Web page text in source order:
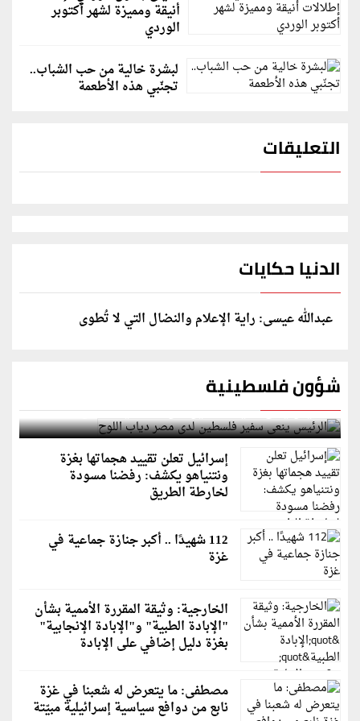
أنيقة ومميزة لشهر أكتوبر
الوردي
لبشرة خالية من حب الشباب..
تجنّبي هذه الأطعمة
التعليقات
الدنيا حكايات
عبدالله عيسى: راية الإعلام والنضال التي لا تُطوى
شؤون فلسطينية
الرئيس ينعى سفير فلسطين لدى مصر دياب اللوح
إسرائيل تعلن تقييد هجماتها بغزة
ونتنياهو يكشف: رفضنا مسودة
لخارطة الطريق
112 شهيدًا .. أكبر جنازة جماعية في
غزة
الخارجية: وثيقة المقررة الأممية بشأن
"الإبادة الطبية" و"الإبادة الإنجابية"
بغزة دليل إضافي على الإبادة
مصطفى: ما يتعرض له شعبنا في غزة
نابع من دوافع سياسية إسرائيلية مبيّتة